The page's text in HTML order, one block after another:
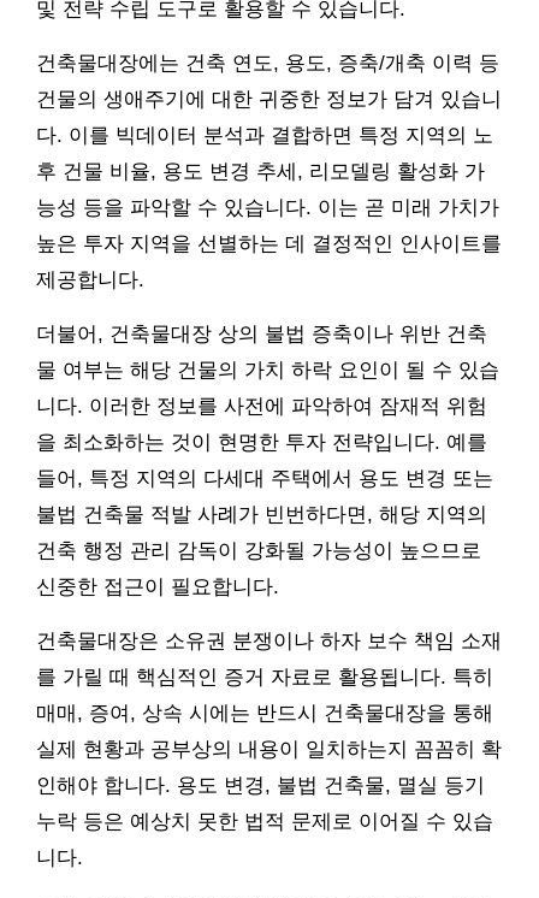
및 전략 수립 도구로 활용할 수 있습니다.
건축물대장에는 건축 연도, 용도, 증축/개축 이력 등
건물의 생애주기에 대한 귀중한 정보가 담겨 있습니
다. 이를 빅데이터 분석과 결합하면 특정 지역의 노
후 건물 비율, 용도 변경 추세, 리모델링 활성화 가
능성 등을 파악할 수 있습니다. 이는 곧 미래 가치가
높은 투자 지역을 선별하는 데 결정적인 인사이트를
제공합니다.
더불어, 건축물대장 상의 불법 증축이나 위반 건축
물 여부는 해당 건물의 가치 하락 요인이 될 수 있습
니다. 이러한 정보를 사전에 파악하여 잠재적 위험
을 최소화하는 것이 현명한 투자 전략입니다. 예를
들어, 특정 지역의 다세대 주택에서 용도 변경 또는
불법 건축물 적발 사례가 빈번하다면, 해당 지역의
건축 행정 관리 감독이 강화될 가능성이 높으므로
신중한 접근이 필요합니다.
건축물대장은 소유권 분쟁이나 하자 보수 책임 소재
를 가릴 때 핵심적인 증거 자료로 활용됩니다. 특히
매매, 증여, 상속 시에는 반드시 건축물대장을 통해
실제 현황과 공부상의 내용이 일치하는지 꼼꼼히 확
인해야 합니다. 용도 변경, 불법 건축물, 멸실 등기
누락 등은 예상치 못한 법적 문제로 이어질 수 있습
니다.